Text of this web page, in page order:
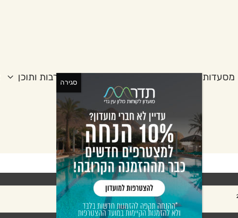
מסעדות כנסים וריטריטים גן בוטני תרבות ותוכן
אורחים:
2 מבוגרים:
חדרים: 1
סגירה